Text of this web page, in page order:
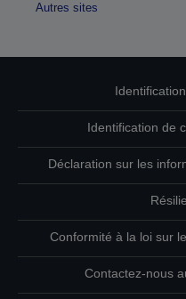
Autres sites
Identification de
Déclaration sur les
Conformité à la loi sur
Contactez-nous